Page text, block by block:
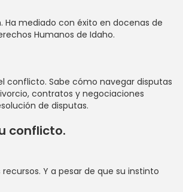
Ha mediado con éxito en docenas de
Humanos de Idaho.
conflicto. Sabe cómo navegar disputas
contratos y negociaciones
de disputas.
conflicto.
Y a pesar de que su instinto